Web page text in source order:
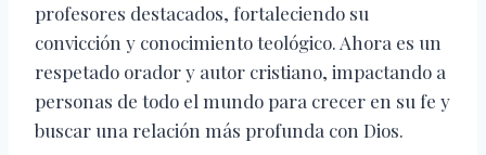
profesores destacados, fortaleciendo su
convicción y conocimiento teológico. Ahora es un
respetado orador y autor cristiano, impactando a
personas de todo el mundo para crecer en su fe y
buscar una relación más profunda con Dios.